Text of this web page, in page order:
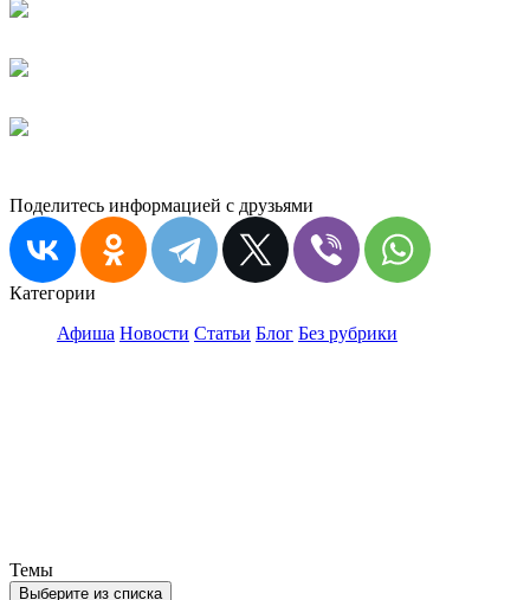
Поделитесь информацией с друзьями
Категории
Афиша Новости Статьи Блог Без рубрики
Темы
Выберите из списка